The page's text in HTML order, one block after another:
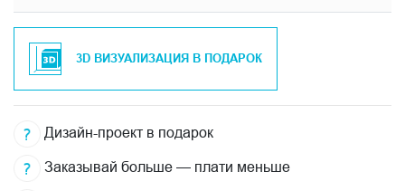
3D ВИЗУАЛИЗАЦИЯ В ПОДАРОК
Дизайн-проект в подарок
Заказывай больше — плати меньше